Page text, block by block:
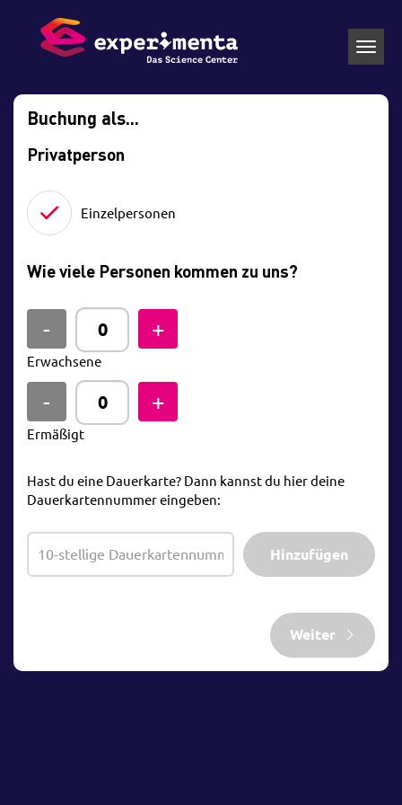
Buchung als...
Privatperson
Einzelpersonen
Wie viele Personen kommen zu uns?
Erwachsene
Ermäßigt
Hast du eine Dauerkarte? Dann kannst du hier deine
Dauerkartennummer eingeben:
Hinzufügen
Weiter